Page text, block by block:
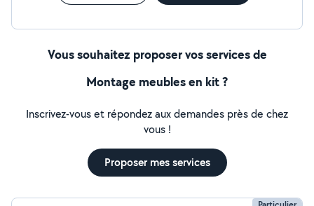
ce soit la réponse,donc merci de faire pareil Je ne fais
Vous souhaitez proposer vos services de
Montage meubles en kit ?
Inscrivez-vous et répondez aux demandes près de chez
vous !
Proposer mes services